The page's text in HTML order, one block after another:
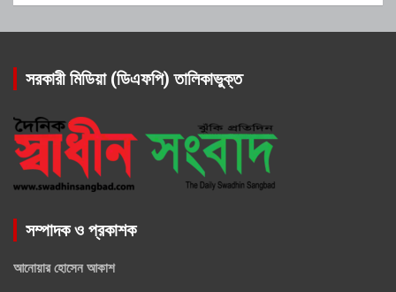
সরকারী মিডিয়া (ডিএফপি) তালিকাভুক্ত
সম্পাদক ও প্রকাশক
আনোয়ার হোসেন আকাশ